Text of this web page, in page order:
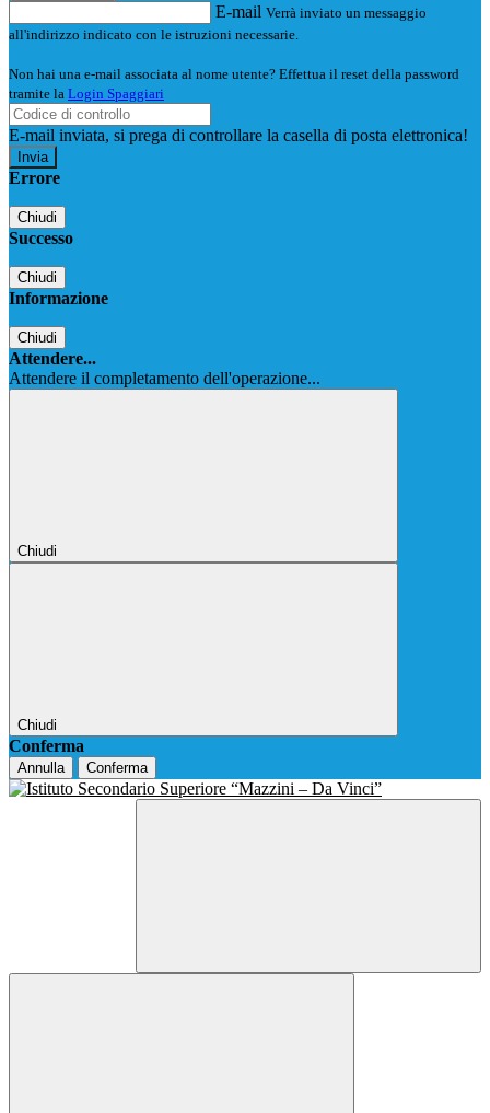
E-mail Verrà inviato un messaggio
all'indirizzo indicato con le istruzioni necessarie.
Non hai una e-mail associata al nome utente? Effettua il reset della password
tramite la Login Spaggiari
E-mail inviata, si prega di controllare la casella di posta elettronica!
Errore
Chiudi
Successo
Chiudi
Informazione
Chiudi
Attendere...
Attendere il completamento dell'operazione...
Chiudi
Chiudi
Conferma
Annulla Conferma